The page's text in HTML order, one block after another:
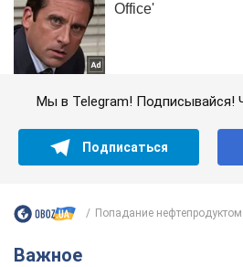
Мы в Telegram! Подписывайся!
Подписаться
Попадание нефтепродуктом
Важное